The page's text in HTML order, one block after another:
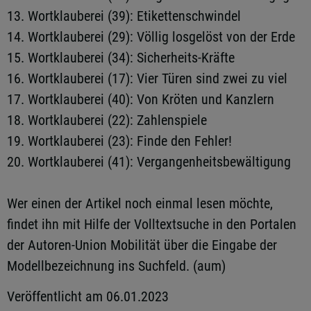
13. Wortklauberei (39): Etikettenschwindel
14. Wortklauberei (29): Völlig losgelöst von der Erde
15. Wortklauberei (34): Sicherheits-Kräfte
16. Wortklauberei (17): Vier Türen sind zwei zu viel
17. Wortklauberei (40): Von Kröten und Kanzlern
18. Wortklauberei (22): Zahlenspiele
19. Wortklauberei (23): Finde den Fehler!
20. Wortklauberei (41): Vergangenheitsbewältigung
Wer einen der Artikel noch einmal lesen möchte,
findet ihn mit Hilfe der Volltextsuche in den Portalen
der Autoren-Union Mobilität über die Eingabe der
Modellbezeichnung ins Suchfeld. (aum)
Veröffentlicht am 06.01.2023